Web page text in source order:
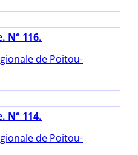
N° 116.
de Poitou-
N° 114.
de Poitou-